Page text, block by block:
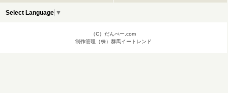
Select Language ▼
（C）だんべー.com
制作管理（株）群馬イートレンド